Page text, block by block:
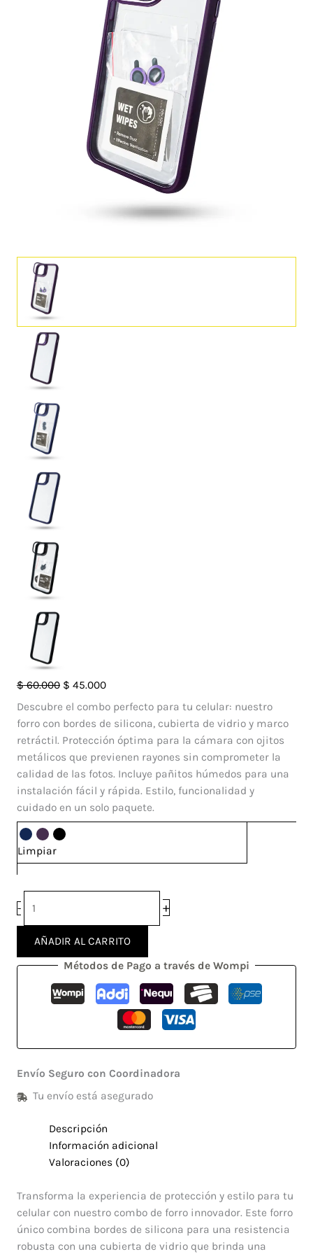
$60.000 El
precio
original
era:
$ 45.000El
precio
actual
es:
$ 45.000.
Descubre el combo perfecto para tu celular: nuestro
forro con bordes de silicona, cubierta de vidrio y marco
retráctil. Protección óptima para la cámara con ojitos
metálicos que previenen rayones sin comprometer la
calidad de las fotos. Incluye pañitos húmedos para una
instalación fácil y rápida. Estilo, funcionalidad y
cuidado en un solo paquete.
Limpiar
-
Case
Ojitos
11
cantidad
+
AÑADIR AL CARRITO
Métodos de Pago a través de Wompi
Envío Seguro con Coordinadora
Tu envío está asegurado
Descripción
Información adicional
Valoraciones (0)
Transforma la experiencia de protección y estilo para tu
celular con nuestro combo de forro innovador. Este forro
único combina bordes de silicona para una resistencia
robusta con una cubierta de vidrio que brinda una